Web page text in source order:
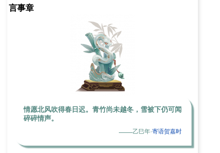
言事章
情愿北风吹得春日迟。青竹尚未越冬，雪被下仍可闻
碎碎情声。
——乙巳年·寄语贺嘉时